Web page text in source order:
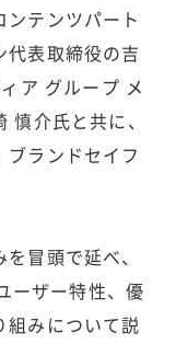
ンテンツパート
表取締役の吉
ア グループ メ
介氏と共に、
ランドセイフ
冒頭で延べ、
ーザー特性、優
組みについて説